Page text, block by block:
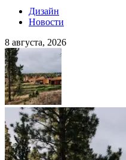
Дизайн
Новости
8 августа, 2026